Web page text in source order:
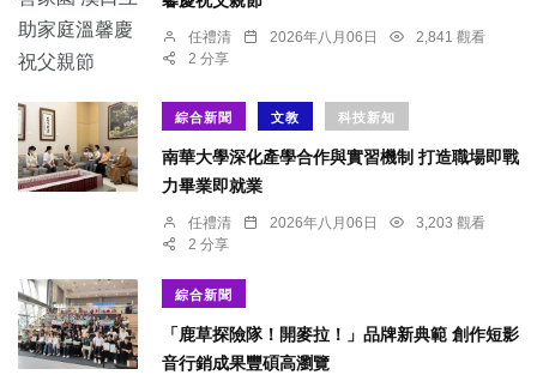
任禮清 2026年八月06日
2,841 觀看
2 分享
綜合新聞 文教 科技新知
南華大學深化產學合作與實習機制 打造職場即戰
力畢業即就業
任禮清 2026年八月06日
3,203 觀看
2 分享
綜合新聞
「鹿草探險隊！開麥拉！」品牌新典範 創作短影
音行銷成果豐碩高瀏覽